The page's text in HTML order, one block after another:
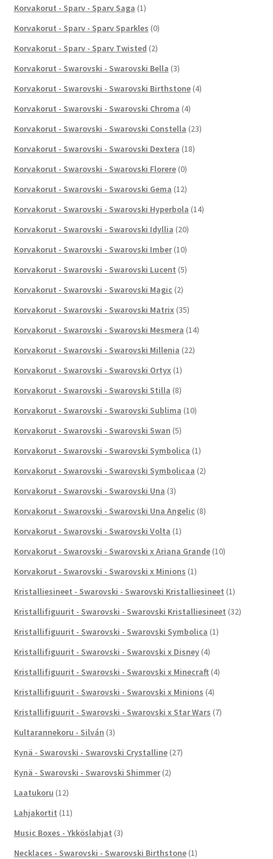
Korvakorut - Sparv - Sparv Saga (1)
Korvakorut - Sparv - Sparv Sparkles (0)
Korvakorut - Sparv - Sparv Twisted (2)
Korvakorut - Swarovski - Swarovski Bella (3)
Korvakorut - Swarovski - Swarovski Birthstone (4)
Korvakorut - Swarovski - Swarovski Chroma (4)
Korvakorut - Swarovski - Swarovski Constella (23)
Korvakorut - Swarovski - Swarovski Dextera (18)
Korvakorut - Swarovski - Swarovski Florere (0)
Korvakorut - Swarovski - Swarovski Gema (12)
Korvakorut - Swarovski - Swarovski Hyperbola (14)
Korvakorut - Swarovski - Swarovski Idyllia (20)
Korvakorut - Swarovski - Swarovski Imber (10)
Korvakorut - Swarovski - Swarovski Lucent (5)
Korvakorut - Swarovski - Swarovski Magic (2)
Korvakorut - Swarovski - Swarovski Matrix (35)
Korvakorut - Swarovski - Swarovski Mesmera (14)
Korvakorut - Swarovski - Swarovski Millenia (22)
Korvakorut - Swarovski - Swarovski Ortyx (1)
Korvakorut - Swarovski - Swarovski Stilla (8)
Korvakorut - Swarovski - Swarovski Sublima (10)
Korvakorut - Swarovski - Swarovski Swan (5)
Korvakorut - Swarovski - Swarovski Symbolica (1)
Korvakorut - Swarovski - Swarovski Symbolicaa (2)
Korvakorut - Swarovski - Swarovski Una (3)
Korvakorut - Swarovski - Swarovski Una Angelic (8)
Korvakorut - Swarovski - Swarovski Volta (1)
Korvakorut - Swarovski - Swarovski x Ariana Grande (10)
Korvakorut - Swarovski - Swarovski x Minions (1)
Kristalliesineet - Swarovski - Swarovski Kristalliesineet (1)
Kristallifiguurit - Swarovski - Swarovski Kristalliesineet (32)
Kristallifiguurit - Swarovski - Swarovski Symbolica (1)
Kristallifiguurit - Swarovski - Swarovski x Disney (4)
Kristallifiguurit - Swarovski - Swarovski x Minecraft (4)
Kristallifiguurit - Swarovski - Swarovski x Minions (4)
Kristallifiguurit - Swarovski - Swarovski x Star Wars (7)
Kultarannekoru - Silván (3)
Kynä - Swarovski - Swarovski Crystalline (27)
Kynä - Swarovski - Swarovski Shimmer (2)
Laatukoru (12)
Lahjakortit (11)
Music Boxes - Ykköslahjat (3)
Necklaces - Swarovski - Swarovski Birthstone (1)